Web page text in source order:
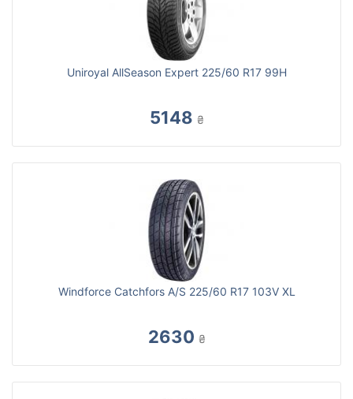
Uniroyal AllSeason Expert 225/60 R17 99H
5148 ₴
Windforce Catchfors A/S 225/60 R17 103V XL
2630 ₴